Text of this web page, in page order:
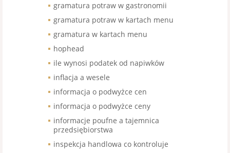
gramatura potraw w gastronomii
gramatura potraw w kartach menu
gramatura w kartach menu
hophead
ile wynosi podatek od napiwków
inflacja a wesele
informacja o podwyżce cen
informacja o podwyżce ceny
informacje poufne a tajemnica
przedsiębiorstwa
inspekcja handlowa co kontroluje